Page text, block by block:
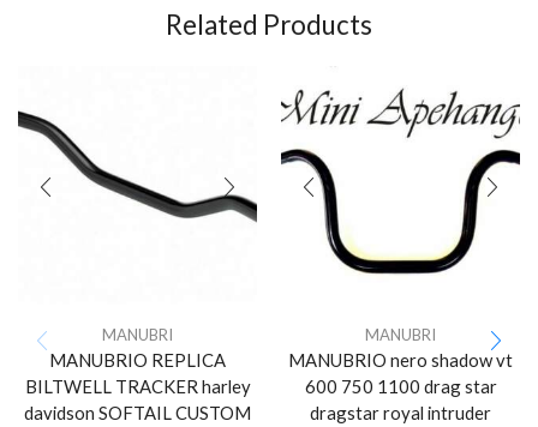
Related Products
MANUBRI
MANUBRIO REPLICA
BILTWELL TRACKER harley
davidson SOFTAIL CUSTOM
MANUBRI
MANUBRIO nero shadow vt
600 750 1100 drag star
dragstar royal intruder